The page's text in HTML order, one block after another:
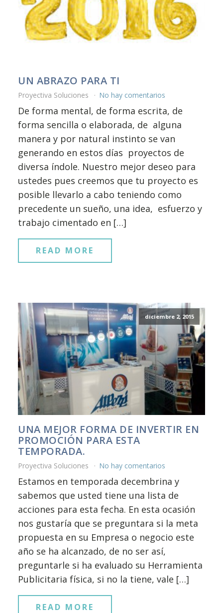
UN ABRAZO PARA TI
Proyectiva Soluciones No hay comentarios
De forma mental, de forma escrita, de
forma sencilla o elaborada, de alguna
manera y por natural instinto se van
generando en estos días proyectos de
diversa índole. Nuestro mejor deseo para
ustedes pues creemos que tu proyecto es
posible llevarlo a cabo teniendo como
precedente un sueño, una idea, esfuerzo y
trabajo cimentado en […]
READ MORE
diciembre 2, 2015
UNA MEJOR FORMA DE INVERTIR EN
PROMOCIÓN PARA ESTA
TEMPORADA.
Proyectiva Soluciones No hay comentarios
Estamos en temporada decembrina y
sabemos que usted tiene una lista de
acciones para esta fecha. En esta ocasión
nos gustaría que se preguntara si la meta
propuesta en su Empresa o negocio este
año se ha alcanzado, de no ser así,
preguntarle si ha evaluado su Herramienta
Publicitaria física, si no la tiene, vale […]
READ MORE